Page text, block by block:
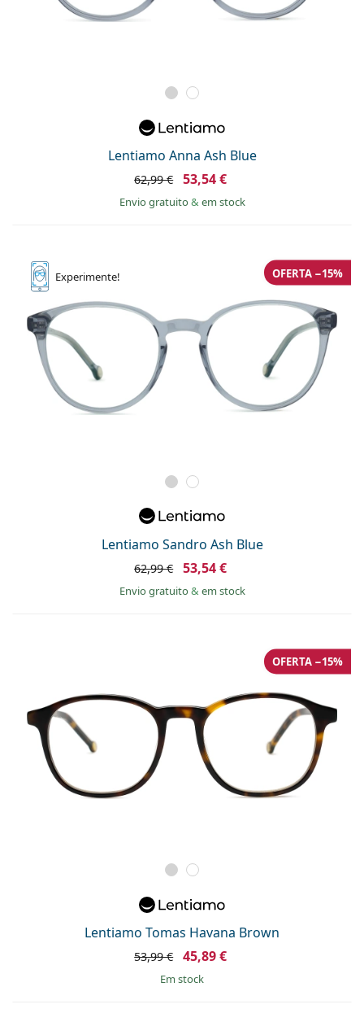
Lentiamo Anna Ash Blue
62,99 € 53,54 €
Envio gratuito& em stock
Experimente!
Lentiamo Sandro Ash Blue
OFERTA −15%
62,99 € 53,54 €
Envio gratuito& em stock
Lentiamo Tomas Havana Brown
OFERTA −15%
53,99 € 45,89 €
em stock